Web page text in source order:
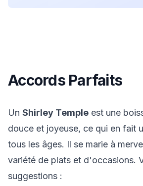
Accords Parfaits
Un Shirley Temple est une
douce et joyeuse, ce qui en fait
tous les âges. Il se marie à
variété de plats et d'occasions.
suggestions :